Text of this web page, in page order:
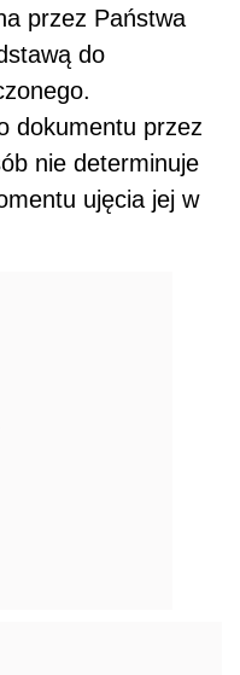
przez Państwa
do
dokumentu przez
nie determinuje
ujęcia jej w